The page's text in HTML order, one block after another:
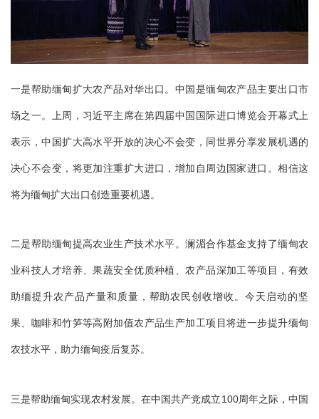
一是帮助缅甸扩大农产品对华出口。中国是缅甸农产品主要出口市
场之一。上周，习近平主席在第四届中国国际进口博览会开幕式上
表示，中国扩大高水平开放的决心不会变，同世界分享发展机遇的
决心不会变，将更加注重扩大进口，增加自周边国家进口。相信这
将为缅甸扩大出口创造重要机遇。
二是帮助缅甸提高农业生产技术水平。澜湄合作基金支持了缅甸农
业科技人才培养、果蔬安全优质种植、农产品深加工等项目，有效
助缅提升农产品产量和质量，帮助农民创收增收。今天启动的坚
果、咖啡和竹笋等高附加值农产品生产加工项目将进一步提升缅甸
农技水平，助力缅甸疫后复苏。
三是帮助缅甸实现农村发展。在中国共产党成立100周年之际，中国